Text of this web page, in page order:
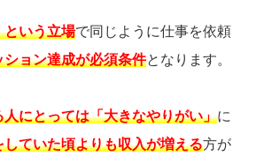
という立場で同じように仕事を依頼
ション達成が必須条件となります。
人にとっては「大きなやりがい」に
していた頃よりも収入が増える方が